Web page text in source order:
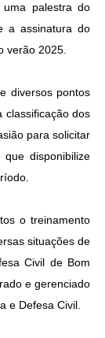
uma palestra do
a assinatura do
verão 2025.
diversos pontos
classificação dos
para solicitar
disponibilize
o treinamento
situações de
Civil de Bom
e gerenciado
e Defesa Civil.